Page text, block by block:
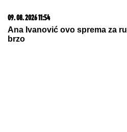
09. 08. 2026 11:54
Ana Ivanović ovo sprema za
brzo